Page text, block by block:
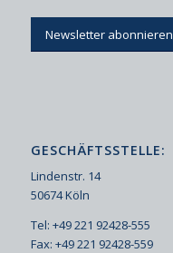
Newsletter abonnieren
GESCHÄFTSSTELLE:
Lindenstr. 14
50674 Köln
Tel: +49 221 92428-555
Fax: +49 221 92428-559